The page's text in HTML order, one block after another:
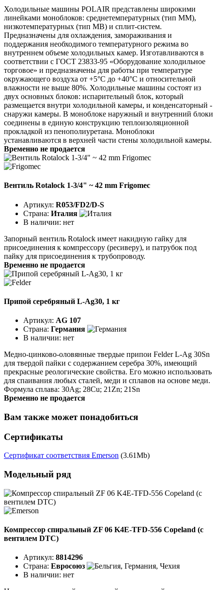
Холодильные машины POLAIR представлены широкими
линейками моноблоков: среднетемпературных (тип ММ),
низкотемпературных (тип МВ) и сплит-систем.
Предназначены для охлаждения, замораживания и
поддержания необходимого температурного режима во
внутреннем объеме холодильных камер. Изготавливаются в
соответствии с ГОСТ 23833-95 «Оборудование холодильное
торговое» и предназначены для работы при температуре
окружающего воздуха от +5°C до +40°C и относительной
влажности не выше 80%. Холодильные машины состоят из
двух основных блоков: испарительный блок, который
размещается внутри холодильной камеры, и конденсаторный -
снаружи камеры. В моноблоке наружный и внутренний блоки
соединены в единую конструкцию теплоизоляционной
прокладкой из пенополиуретана. Моноблоки
устанавливаются в верхней части стены холодильной камеры.
Временно не продается
Вентиль Rotalock 1-3/4" ~ 42 mm Frigomec
Артикул: R053/FD2/D-S
Страна: Италия
В наличии: нет
Запорный вентиль Rotalock имеет накидную гайку для
присоединения к компрессору (ресиверу), и патрубок под
пайку для присоединения к трубопроводу.
Временно не продается
Припой серебряный L-Ag30, 1 кг
Артикул: AG 107
Страна: Германия
В наличии: нет
Медно-цинково-оловянные твердые припои Felder L-Ag 30Sn
для твердой пайки с содержанием серебра 30%, имеющий
прекрасные реологические свойства. Его можно использовать
для спаивания любых сталей, меди и сплавов на основе меди.
Формула сплава: 30Ag; 28Cu; 21Zn; 21Sn
Временно не продается
Вам также может понадобиться
Сертификаты
Сертификат соответствия Emerson (3.61Mb)
Модельный ряд
Компрессор спиральный ZF 06 K4E-TFD-556 Copeland (с
вентилем DTC)
Артикул: 8814296
Страна: Евросоюз
В наличии: нет